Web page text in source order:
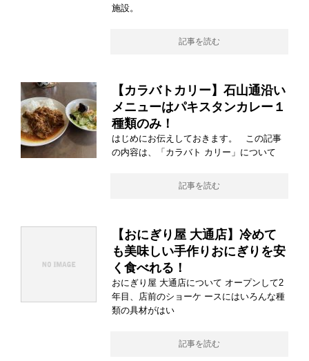
施設。
記事を読む
【カラバトカリー】石山通沿い
メニューはパキスタンカレー１
種類のみ！
はじめにお伝えしておきます。 この記事
の内容は、「カラバト カリー」について
記事を読む
【おにぎり屋 大通店】冷めて
も美味しい手作りおにぎりを安
く食べれる！
おにぎり屋 大通店について オープンして2
年目、店前のショーケ ースにはいろんな種
類の具材がはい
記事を読む